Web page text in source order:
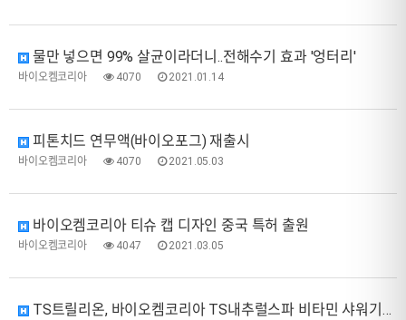
물만 넣으면 99% 살균이라더니..전해수기 효과 '엉터리'
바이오켐코리아 4070 2021.01.14
피톤치드 연무액(바이오포그) 재출시
바이오켐코리아 4070 2021.05.03
바이오켐코리아 티슈 캡 디자인 중국 특허 출원
바이오켐코리아 4047 2021.03.05
TS트릴리온, 바이오켐코리아 TS내추럴스파 비타민 샤워기필터 공급 업무협약